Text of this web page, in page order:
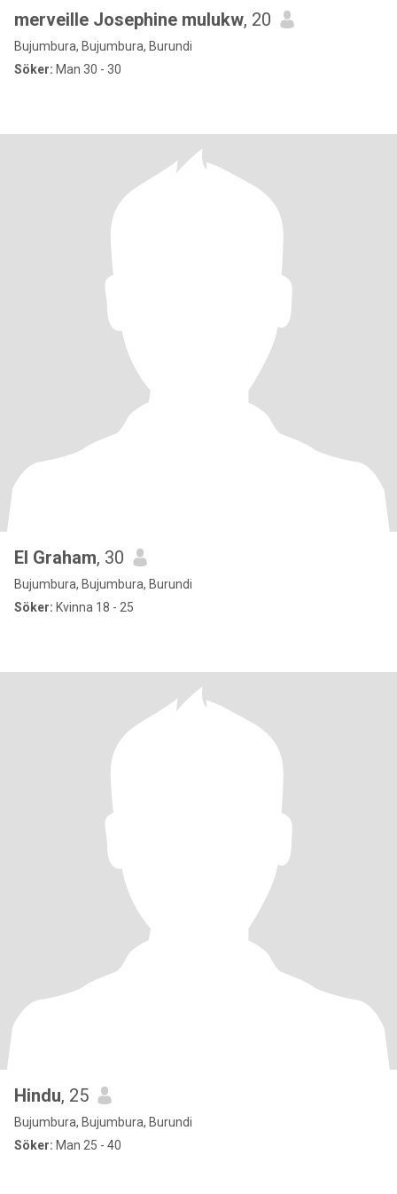
merveille Josephine mulukw, 20
Bujumbura, Bujumbura, Burundi
Söker: Man 30 - 30
El Graham, 30
Bujumbura, Bujumbura, Burundi
Söker: Kvinna 18 - 25
Hindu, 25
Bujumbura, Bujumbura, Burundi
Söker: Man 25 - 40